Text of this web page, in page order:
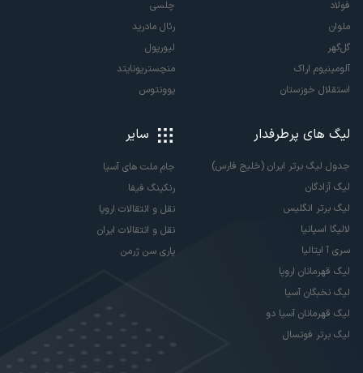
فولاد
ملوان
گل‌گهر
آلومینیوم اراک
استقلال خوزستان
چلسی
رئال مادرید
لیورپول
منچستریونایتد
یوونتوس
لیگ های پرطرفدار
جدول لیگ برتر ایران (خلیج فارس)
لیگ آزادگان
لیگ برتر انگلیس
لالیگا اسپانیا
سری آ ایتالیا
لیگ قهرمانان اروپا
لیگ نخبگان آسیا
لیگ قهرمانان آسیا دو
لیگ برتر فوتسال
سایر
جام ملت های آسیا
رنکینگ فیفا
نقل و انتقالات اروپا
نقل و انتقالات ایران
پاری سن ژرمن